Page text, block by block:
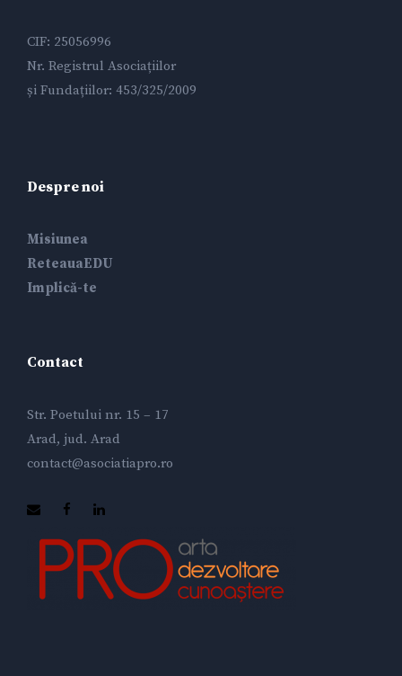
CIF: 25056996
Nr. Registrul Asociațiilor
și Fundațiilor: 453/325/2009
Despre noi
Misiunea
ReteauaEDU
Implică-te
Contact
Str. Poetului nr. 15 – 17
Arad, jud. Arad
contact@asociatiapro.ro